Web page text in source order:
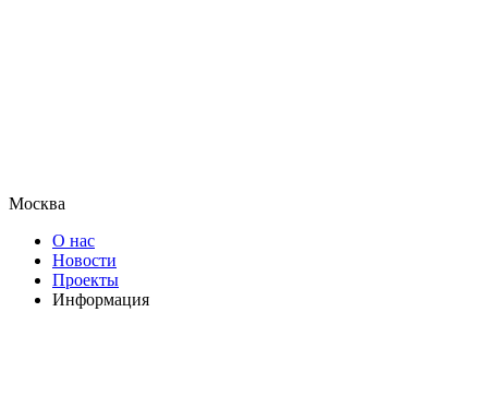
Москва
О нас
Новости
Проекты
Информация